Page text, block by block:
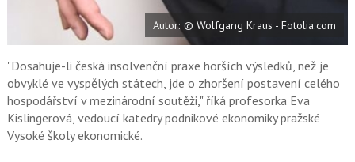
o
k
u
Autor: © Wolfgang Kraus - Fotolia.com
"Dosahuje-li česká insolvenční praxe horších výsledků, než je
obvyklé ve vyspělých státech, jde o zhoršení postavení celého
hospodářství v mezinárodní soutěži," říká profesorka Eva
Kislingerová, vedoucí katedry podnikové ekonomiky pražské
Vysoké školy ekonomické.